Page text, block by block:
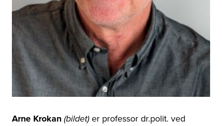
Arne Krokan (bildet) er professor dr.polit. ved